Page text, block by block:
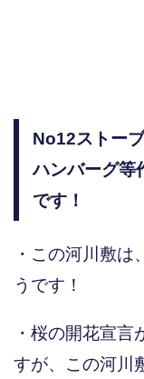
No12ストー
ハンバーグ等
です！
・この河川敷は
うです！
・桜の開花宣言
すが、この河川